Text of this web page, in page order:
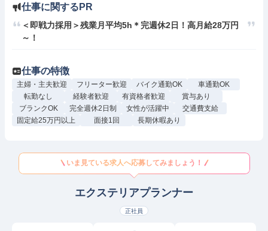
仕事に関するPR
＜即戦力採用＞残業月平均5h＊完週休2日！高月給28万円
～！
仕事の特徴
主婦・主夫歓迎 フリーター歓迎 バイク通勤OK
車通勤OK
転勤なし
経験者歓迎 有資格者歓迎
賞与あり
ブランクOK
完全週休2日制 女性が活躍中
交通費支給
固定給25万円以上
面接1回 長期休暇あり
いま見ている求人へ応募してみましょう！
エクステリアプランナー
正社員